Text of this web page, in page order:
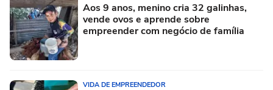
Aos 9 anos, menino cria 32 galinhas,
vende ovos e aprende sobre
empreender com negócio de família
VIDA DE EMPREENDEDOR